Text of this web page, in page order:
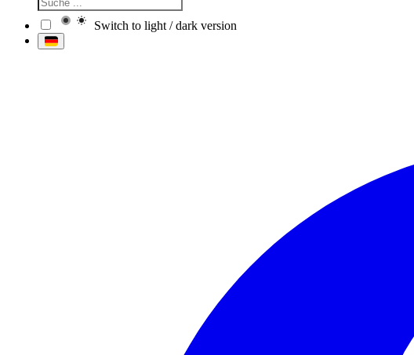
Switch to light / dark version